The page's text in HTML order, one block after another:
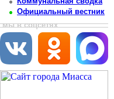
Официальный вестник
мы в соцсетях